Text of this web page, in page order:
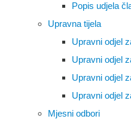
Popis udjela
Upravna tijela
Upravni odjel
Upravni odjel
Upravni odjel
Upravni odjel
Mjesni odbori